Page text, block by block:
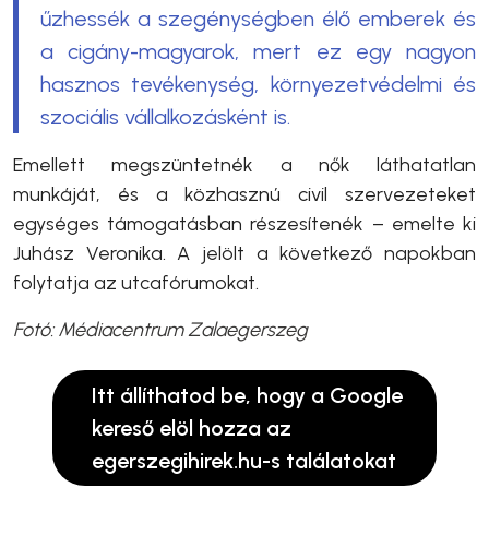
űzhessék a szegénységben élő emberek és
a cigány-magyarok, mert ez egy nagyon
hasznos tevékenység, környezetvédelmi és
szociális vállalkozásként is.
Emellett megszüntetnék a nők láthatatlan
munkáját, és a közhasznú civil szervezeteket
egységes támogatásban részesítenék – emelte ki
Juhász Veronika. A jelölt a következő napokban
folytatja az utcafórumokat.
Fotó: Médiacentrum Zalaegerszeg
Itt állíthatod be, hogy a Google
kereső elöl hozza az
egerszegihirek.hu-s találatokat